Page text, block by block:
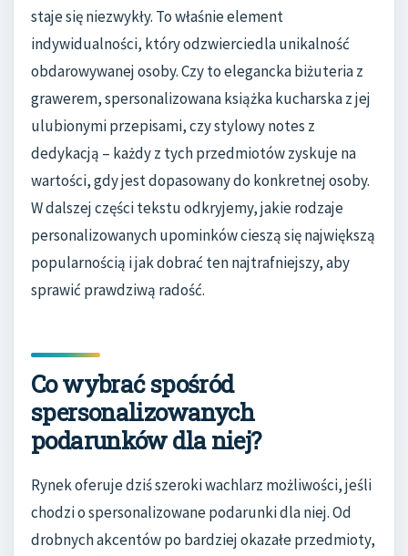
staje się niezwykły. To właśnie element
indywidualności, który odzwierciedla unikalność
obdarowywanej osoby. Czy to elegancka biżuteria z
grawerem, spersonalizowana książka kucharska z jej
ulubionymi przepisami, czy stylowy notes z
dedykacją – każdy z tych przedmiotów zyskuje na
wartości, gdy jest dopasowany do konkretnej osoby.
W dalszej części tekstu odkryjemy, jakie rodzaje
personalizowanych upominków cieszą się największą
popularnością i jak dobrać ten najtrafniejszy, aby
sprawić prawdziwą radość.
Co wybrać spośród
spersonalizowanych
podarunków dla niej?
Rynek oferuje dziś szeroki wachlarz możliwości, jeśli
chodzi o spersonalizowane podarunki dla niej. Od
drobnych akcentów po bardziej okazałe przedmioty,